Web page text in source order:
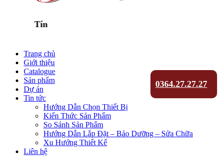
0364.27.27.27
Trang chủ
Giới thiệu
Catalogue
Sản phẩm
Dự án
Tin tức
Hướng Dẫn Chọn Thiết Bị
Kiến Thức Sản Phẩm
So Sánh Sản Phẩm
Hướng Dẫn Lắp Đặt – Bảo Dưỡng – Sửa Chữa
Xu Hướng Thiết Kế
Liên hệ